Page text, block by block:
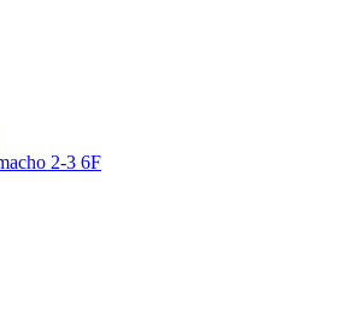
2-3 6F